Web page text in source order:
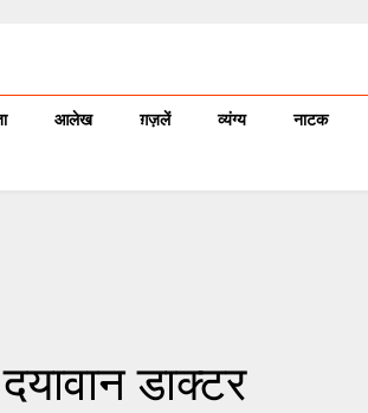
आलेख ग़ज़लें व्यंग्य नाटक
डाक्टर